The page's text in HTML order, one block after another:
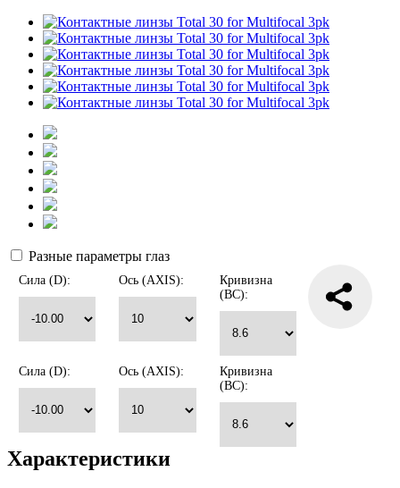
Разные параметры глаз
Сила (D): Ось (AXIS):
Кривизна
(BC):
Сила (D): Ось (AXIS):
Кривизна
(BC):
Характеристики